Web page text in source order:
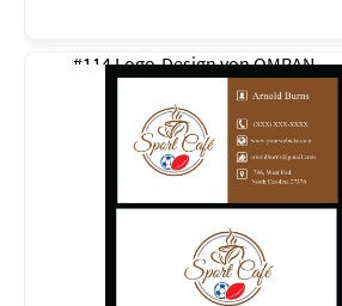
#114 Logo-Design vonOMRAN